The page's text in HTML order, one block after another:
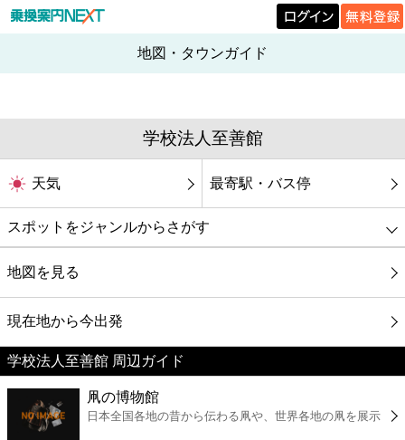
地図・タウンガイド
学校法人至善館
天気 最寄駅・バス停
スポットをジャンルからさがす
グルメ
映画
美容
コンビニ
地図を見る
現在地から今出発
学校法人至善館 周辺ガイド
凧の博物館
日本全国各地の昔から伝わる凧や、世界各地の凧を展示